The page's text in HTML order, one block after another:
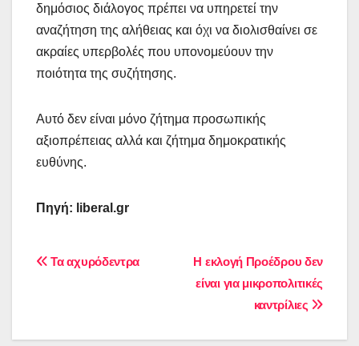
δημόσιος διάλογος πρέπει να υπηρετεί την
αναζήτηση της αλήθειας και όχι να διολισθαίνει σε
ακραίες υπερβολές που υπονομεύουν την
ποιότητα της συζήτησης.
Αυτό δεν είναι μόνο ζήτημα προσωπικής
αξιοπρέπειας αλλά και ζήτημα δημοκρατικής
ευθύνης.
Πηγή: liberal .gr
Πλοήγηση
Η εκλογή Προέδρου δεν
είναι για μικροπολιτικές
καντρίλιες
Τα αχυρόδεντρα